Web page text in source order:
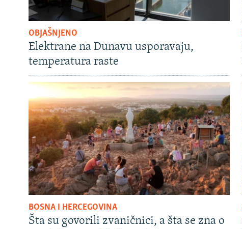
OBJAŠNJENO
Elektrane na Dunavu usporavaju,
temperatura raste
BOSNA I HERCEGOVINA
Šta su govorili zvaničnici, a šta se zna o